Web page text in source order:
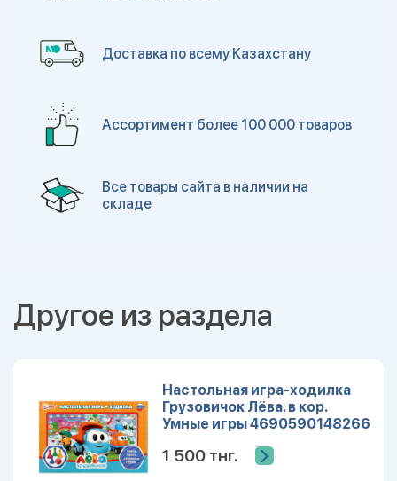
Доставка по всему Казахстану
Ассортимент более 100 000 товаров
Все товары сайта в наличии на
складе
Другое из раздела
Настольная игра-ходилка
Грузовичок Лёва. в кор.
Умные игры 4690590148266
1 500 тнг.